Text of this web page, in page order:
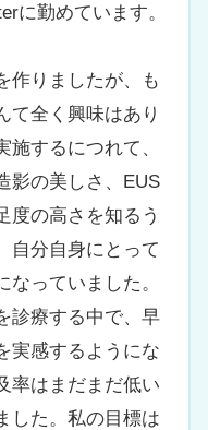
に勤めています。
作りましたが、も
て全く興味はあり
施するにつれて、
影の美しさ、EUS
度の高さを知るう
自分自身にとって
っていました。
診療する中で、早
実感するようにな
率はまだまだ低い
した。私の目標は